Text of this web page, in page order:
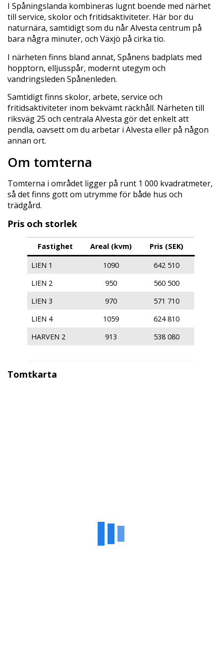
I Spåningslanda kombineras lugnt boende med närhet
till service, skolor och fritidsaktiviteter. Här bor du
naturnära, samtidigt som du når Alvesta centrum på
bara några minuter, och Växjö på cirka tio.
I närheten finns bland annat, Spånens badplats med
hopptorn, elljusspår, modernt utegym och
vandringsleden Spånenleden.
Samtidigt finns skolor, arbete, service och
fritidsaktiviteter inom bekvämt räckhåll. Närheten till
riksväg 25 och centrala Alvesta gör det enkelt att
pendla, oavsett om du arbetar i Alvesta eller på någon
annan ort.
Om tomterna
Tomterna i området ligger på runt 1 000 kvadratmeter,
så det finns gott om utrymme för både hus och
trädgård.
Pris och storlek
Fastighet Areal (kvm)
Pris (SEK)
LIEN 1
1090
642 510
LIEN 2
950
560 500
LIEN 3
970
571 710
LIEN 4
1059
624 810
HARVEN 2
913 538 080
Tomtkarta